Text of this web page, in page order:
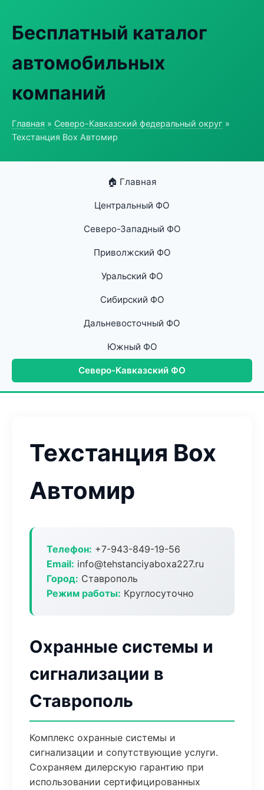
Бесплатный каталог
автомобильных
компаний
Главная » Северо-Кавказский федеральный округ »
Техстанция Box Автомир
🏠 Главная
Центральный ФО
Северо-Западный ФО
Приволжский ФО
Уральский ФО
Сибирский ФО
Дальневосточный ФО
Южный ФО
Северо-Кавказский ФО
Техстанция Box
Автомир
Телефон: +7-943-849-19-56
Email: info@tehstanciyaboxa227.ru
Город: Ставрополь
Режим работы: Круглосуточно
Охранные системы и
сигнализации в
Ставрополь
Комплекс охранные системы и
сигнализации и сопутствующие услуги.
Сохраняем дилерскую гарантию при
использовании сертифицированных